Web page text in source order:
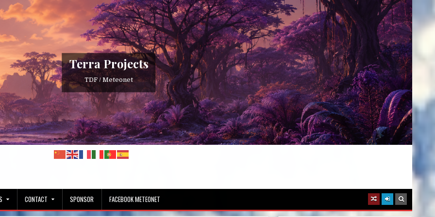
Terra Projects
TDF / Meteonet
CONTACT SPONSOR FACEBOOK METEONET